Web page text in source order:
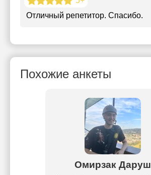
Отличный репетитор. Спасибо.
Похожие анкеты
Омирзак Даруш